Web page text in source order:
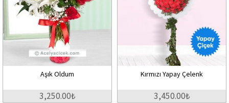
Aşık Oldum
3,250.00₺
Kırmızı Yapay Çelenk
3,450.00₺